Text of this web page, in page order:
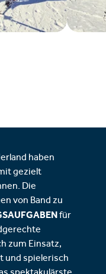
haben
gezielt
Die
von Band zu
für
zum Einsatz,
und spielerisch